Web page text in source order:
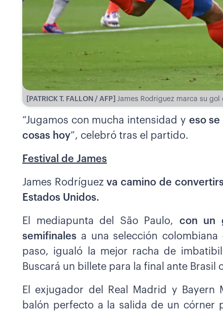
[PATRICK T. FALLON / AFP] James Rodriguez marca su gol
“Jugamos con mucha intensidad y eso
cosas hoy”, celebró tras el partido.
Festival de James
James Rodríguezva camino de
Estados Unidos.
El mediapunta del São Paulo, con un
semifinales a una selección
paso, igualó la mejor racha de
Buscará un billete para la final ante Brasil
El exjugador del Real Madrid y
balón perfecto a la salida de un córner